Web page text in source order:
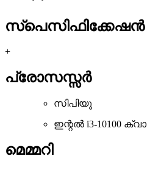
സ്പെസിഫിക്കേഷൻ
+
പ്രോസസ്സർ
സിപിയു
ഇന്റൽ i3-10100
മെമ്മറി